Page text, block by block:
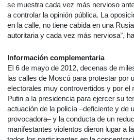
se muestra cada vez más nervioso
a controlar la opinión pública. La
en la calle, no tiene cabida en una
autoritaria y cada vez más nerviosa”,
Información complementaria
El 6 de mayo de 2012, decenas de
las calles de Moscú para protestar por
electorales muy controvertidos y por el
Putin a la presidencia para ejercer su
actuación de la policía –deficiente y de
provocadora– y la conducta de un
manifestantes violentos dieron lugar a